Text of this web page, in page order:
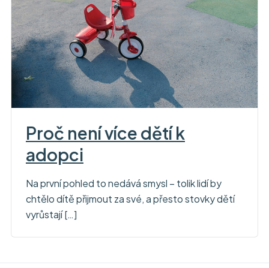
Proč není více dětí k
adopci
Na první pohled to nedává smysl – tolik lidí by
chtělo dítě přijmout za své, a přesto stovky dětí
vyrůstají […]